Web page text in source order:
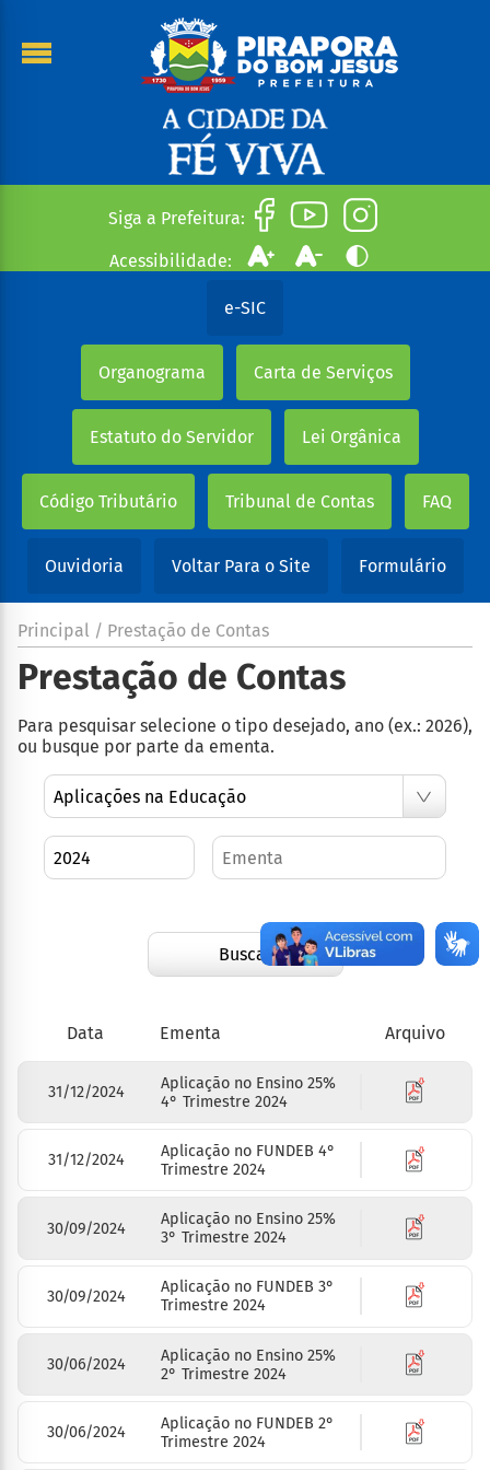
Siga a Prefeitura:
Acessibilidade:
e-SIC
Organograma Carta de Serviços
Estatuto do Servidor Lei Orgânica
Código Tributário Tribunal de Contas FAQ
Ouvidoria Voltar Para o Site Formulário
Principal / Prestação de Contas
Prestação de Contas
Para pesquisar selecione o tipo desejado, ano (ex.: 2026),
ou busque por parte da ementa.
Buscar
Data Ementa Arquivo
31/12/2024
Aplicação no Ensino 25%
4° Trimestre 2024
31/12/2024
Aplicação no FUNDEB 4°
Trimestre 2024
30/09/2024
Aplicação no Ensino 25%
3° Trimestre 2024
30/09/2024
Aplicação no FUNDEB 3°
Trimestre 2024
30/06/2024
Aplicação no Ensino 25%
2° Trimestre 2024
30/06/2024
Aplicação no FUNDEB 2°
Trimestre 2024